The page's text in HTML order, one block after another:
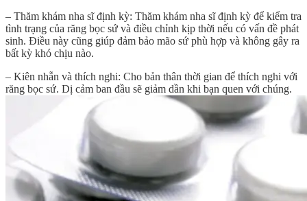
– Thăm khám nha sĩ định kỳ: Thăm khám nha sĩ định kỳ để kiểm tra
tình trạng của răng bọc sứ và điều chỉnh kịp thời nếu có vấn đề phát
sinh. Điều này cũng giúp đảm bảo mão sứ phù hợp và không gây ra
bất kỳ khó chịu nào.
– Kiên nhẫn và thích nghi: Cho bản thân thời gian để thích nghi với
răng bọc sứ. Dị cảm ban đầu sẽ giảm dần khi bạn quen với chúng.